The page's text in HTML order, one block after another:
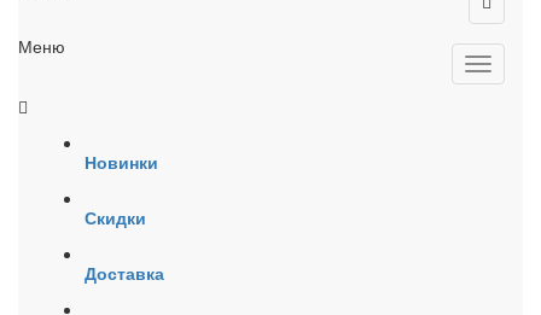
Меню
Новинки
Скидки
Доставка